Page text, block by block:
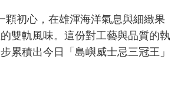
顆初心，在雄渾海洋氣息與細緻果
雙軌風味。這份對工藝與品質的執
累積出今日「島嶼威士忌三冠王」